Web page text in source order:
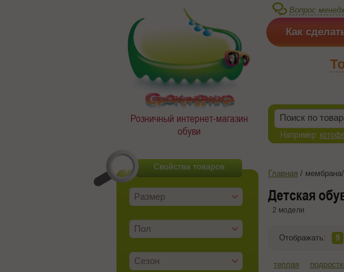
Розничный интернет-магазин
обуви
Например:
Вопрос
Как
Размер
Пол
Сезон
Свойства товаров
Главная /
Детская
2 модели
Отображать: 9
теплая